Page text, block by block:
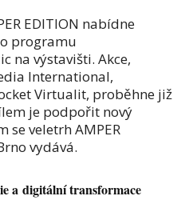
EDITION nabídne
programu
na výstavišti. Akce,
International,
Virtualit, proběhne již
je podpořit nový
se veletrh AMPER
vydává.
a digitální transformace